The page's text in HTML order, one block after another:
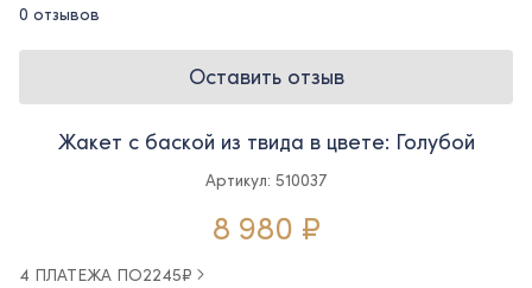
0 отзывов
Оставить отзыв
Жакет с баской из твида в цвете: Голубой
Артикул: 510037
8 980 ₽
4 ПЛАТЕЖА ПО2245₽